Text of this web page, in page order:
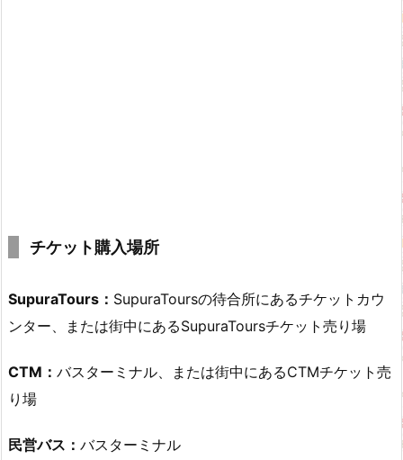
チケット購入場所
SupuraTours： SupuraToursの待合所にあるチケットカウ
ンター、または街中にあるSupuraToursチケット売り場
CTM： バスターミナル、または街中にあるCTMチケット売
り場
民営バス： バスターミナル